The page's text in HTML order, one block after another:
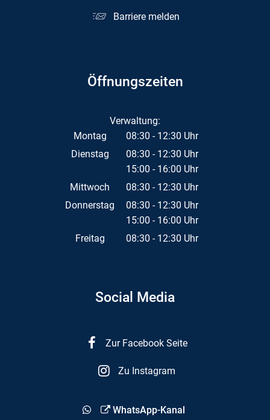
Barriere melden
Öffnungszeiten
Verwaltung:
Montag
08:30 - 12:30 Uhr
Von 08:30 bis 12:30 Uhr
Dienstag 08:30 - 12:30 Uhr
Von 08:30 bis 12:30 Uhr
15:00 - 16:00 Uhr
Von 15:00 bis 16:00 Uhr
Mittwoch 08:30 - 12:30 Uhr
Von 08:30 bis 12:30 Uhr
Donnerstag 08:30 - 12:30 Uhr
Von 08:30 bis 12:30 Uhr
15:00 - 16:00 Uhr
Von 15:00 bis 16:00 Uhr
Freitag 08:30 - 12:30 Uhr
Social Media
Zur Facebook Seite
Zu Instagram
WhatsApp-Kanal